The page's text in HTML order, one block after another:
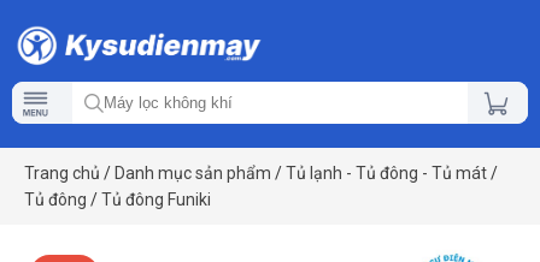
Trang chủ / Danh mục sản phẩm /Tủ lạnh - Tủ đông - Tủ mát/
Tủ đông /Tủ đông Funiki